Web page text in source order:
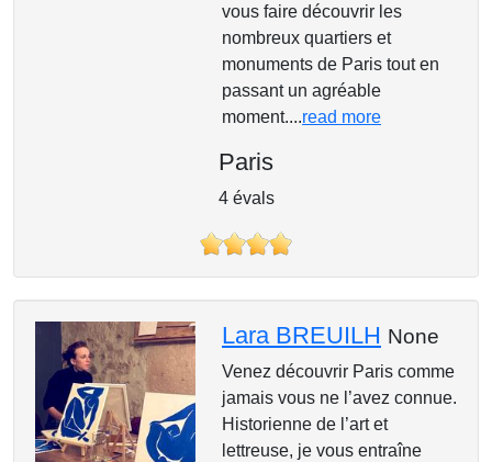
vous faire découvrir les
nombreux quartiers et
monuments de Paris tout en
passant un agréable
moment....read more
Paris
4 évals
Lara BREUILH None
Venez découvrir Paris comme
jamais vous ne l’avez connue.
Historienne de l’art et
lettreuse, je vous entraîne